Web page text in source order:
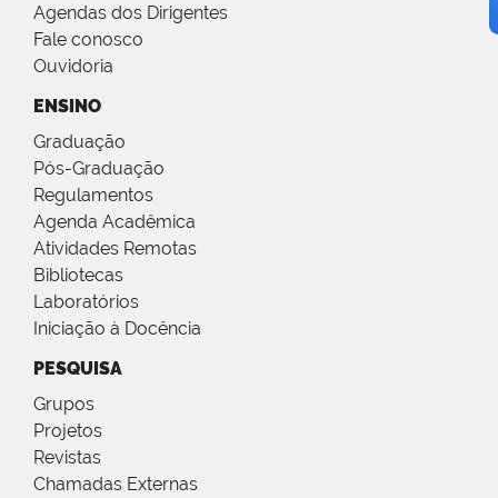
Agendas dos Dirigentes
Fale conosco
Ouvidoria
ENSINO
Graduação
Pós-Graduação
Regulamentos
Agenda Acadêmica
Atividades Remotas
Bibliotecas
Laboratórios
Iniciação à Docência
PESQUISA
Grupos
Projetos
Revistas
Chamadas Externas